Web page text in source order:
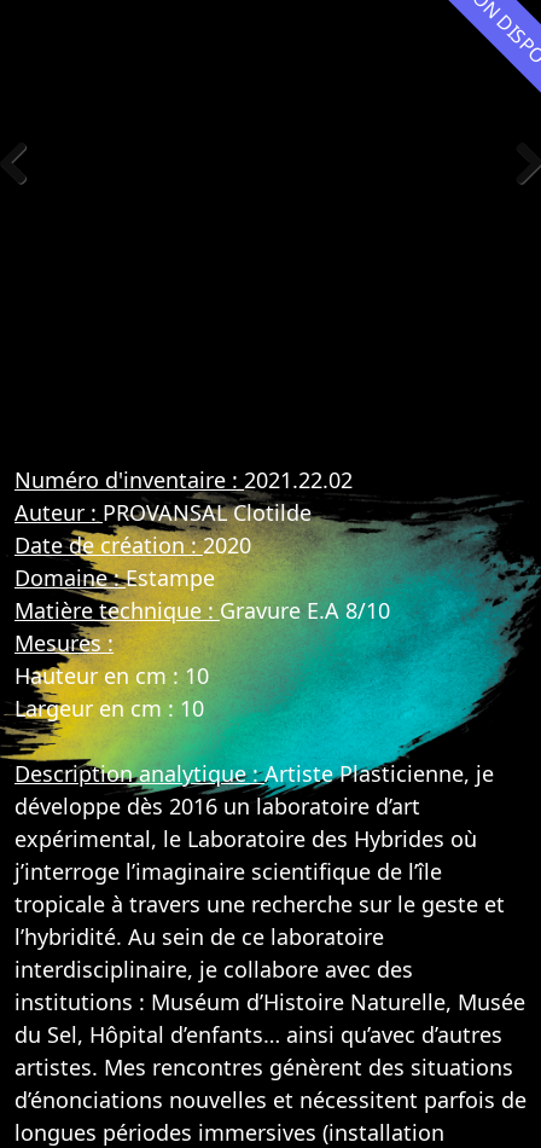
NON
Numéro d'inventaire : 2021.22.02
Auteur : PROVANSAL Clotilde
Date de création :2020
Domaine :Estampe
Matière technique : Gravure E.A 8/10
Mesures :
Hauteur en cm : 10
Largeur en cm : 10
Description analytique :Artiste Plasticienne, je
développe dès 2016 un laboratoire d’art
expérimental, le Laboratoire des Hybrides où
j’interroge l’imaginaire scientifique de l’île
tropicale à travers une recherche sur le geste et
l’hybridité. Au sein de ce laboratoire
interdisciplinaire, je collabore avec des
institutions : Muséum d’Histoire Naturelle, Musée
du Sel, Hôpital d’enfants… ainsi qu’avec d’autres
artistes. Mes rencontres génèrent des situations
d’énonciations nouvelles et nécessitent parfois de
longues périodes immersives (installation